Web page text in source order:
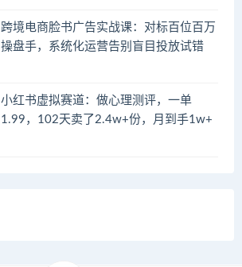
跨境电商脸书广告实战课：对标百位百万
操盘手，系统化运营告别盲目投放试错
小红书虚拟赛道：做心理测评，一单
1.99，102天卖了2.4w+份，月到手1w+